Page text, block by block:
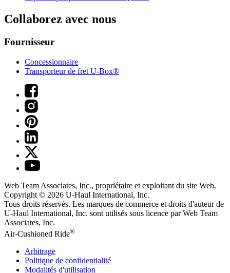
Collaborez avec nous
Fournisseur
Concessionnaire
Transporteur de fret U-Box®
Web Team Associates, Inc., propriétaire et exploitant du site Web.
Copyright © 2026 U-Haul International, Inc.
Tous droits réservés. Les marques de commerce et droits d'auteur de
U-Haul International, Inc. sont utilisés sous licence par Web Team
Associates, Inc.
Air-Cushioned Ride®
Arbitrage
Politique de confidentialité
Modalités d'utilisation